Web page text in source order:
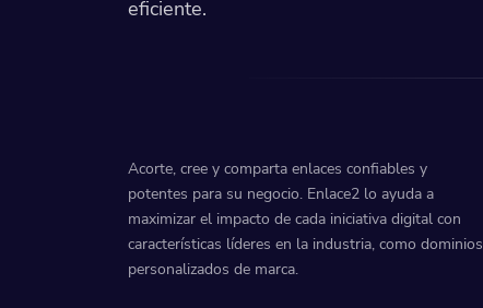
eficiente.
Acorte, cree y comparta enlaces confiables y
potentes para su negocio. Enlace2 lo ayuda a
maximizar el impacto de cada iniciativa digital con
características líderes en la industria, como dominios
personalizados de marca.